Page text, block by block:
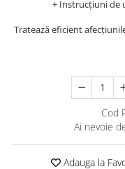
Aparat îngrijire facială
Curățarea tenului
Îngrijirea tenului
Îngrijirea pielii
sanakey ambitious set
sanakey basic set
sanakey solo
Terapia cu frecvențe
Terapia cu impulsuri
Training Respirație
+ Instrucțiuni de
Tratează eficient
Cod
Ai nevoie
Adauga la